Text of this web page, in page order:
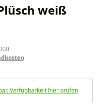
weiß
Verfügbarkeit hier prüfen